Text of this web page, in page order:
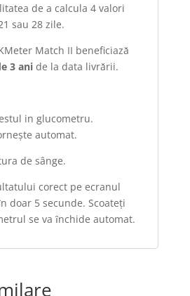
de a calcula 4 valori
sau 28 zile.
Match II beneficiazǎ
3 anide la data livrǎrii.
in glucometru.
automat.
de sânge.
corect pe ecranul
doar 5 secunde. Scoateţi
se va ȋnchide automat.